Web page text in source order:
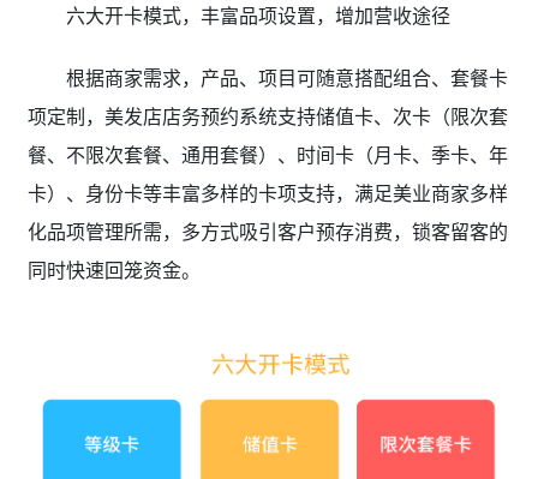
六大开卡模式，丰富品项设置，增加营收途径
根据商家需求，产品、项目可随意搭配组合、套餐卡
项定制，美发店店务预约系统支持储值卡、次卡（限次套
餐、不限次套餐、通用套餐）、时间卡（月卡、季卡、年
卡）、身份卡等丰富多样的卡项支持，满足美业商家多样
化品项管理所需，多方式吸引客户预存消费，锁客留客的
同时快速回笼资金。